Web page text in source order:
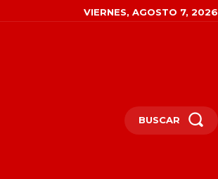
VIERNES, AGOSTO 7, 2026
BUSCAR